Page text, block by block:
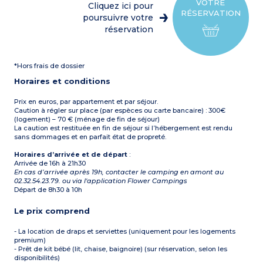
2 chambres avec deux lits
1 salle d’eau avec douche et
avec table, chaises,
barbecue
personnes
VOTRE
RÉSERVATION
Cliquez ici pour
poursuivre votre
réservation
*Hors frais de dossier
Horaires et conditions
Prix en euros, par appartement et par séjour.
Caution à régler sur place (par espèces ou carte bancaire) : 300€
(logement) – 70 € (ménage de fin de séjour)
La caution est restituée en fin de séjour si l’hébergement est rendu
sans dommages et en parfait état de propreté.
Horaires d’arrivée et de départ :
Arrivée de 16h à 21h30
En cas d’arrivée après 19h, contacter le camping en amont au
02.32.54.23.79. ou via l'application Flower Campings
Départ de 8h30 à 10h
Le prix comprend
- La location de draps et serviettes (uniquement pour les logements
premium)
- Prêt de kit bébé (lit, chaise, baignoire) (sur réservation, selon les
disponibilités)